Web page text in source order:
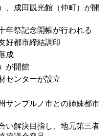
、成田観光館（仲町）が開
年祭記念開帳が行われる
好都市締結調印
成
が開館
センターが設立
サンブルノ市との姉妹都市
い解決目指し、地元第三者